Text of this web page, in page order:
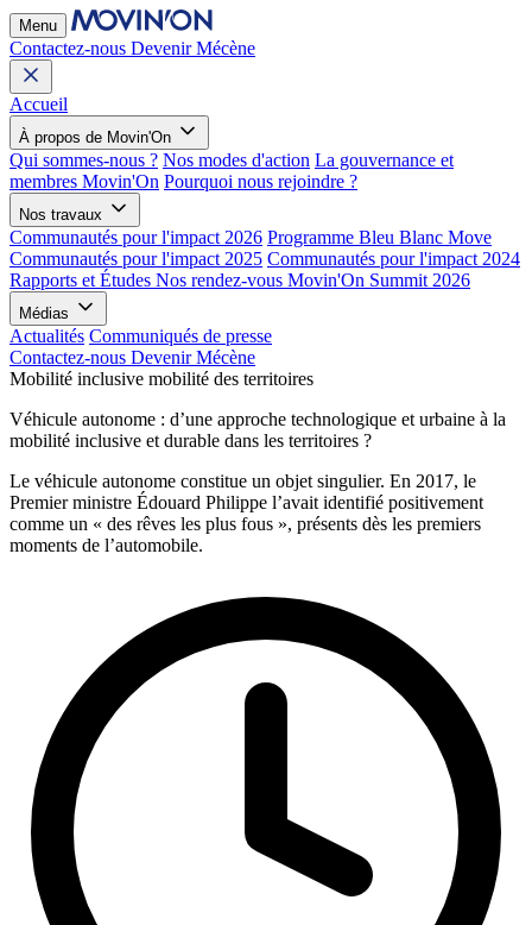
Menu
Contactez-nous Devenir Mécène
Accueil
À propos de Movin'On
Qui sommes-nous ? Nos modes d'action La gouvernance et
membres Movin'On Pourquoi nous rejoindre ?
Nos travaux
Communautés pour l'impact 2026 Programme Bleu Blanc Move
Communautés pour l'impact 2025 Communautés pour l'impact 2024
Rapports et Études Nos rendez-vous Movin'On Summit 2026
Médias
Actualités Communiqués de presse
Contactez-nous Devenir Mécène
Mobilité inclusive mobilité des territoires
Véhicule autonome : d’une approche technologique et urbaine à la
mobilité inclusive et durable dans les territoires ?
Le véhicule autonome constitue un objet singulier. En 2017, le
Premier ministre Édouard Philippe l’avait identifié positivement
comme un « des rêves les plus fous », présents dès les premiers
moments de l’automobile.